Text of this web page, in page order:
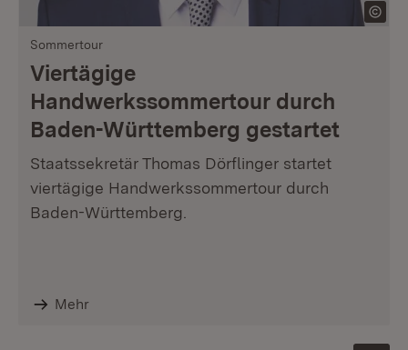
Sommertour
Viertägige
Handwerkssommertour durch
Baden-Württemberg gestartet
Staatssekretär Thomas Dörflinger startet
viertägige Handwerkssommertour durch
Baden-Württemberg.
Mehr